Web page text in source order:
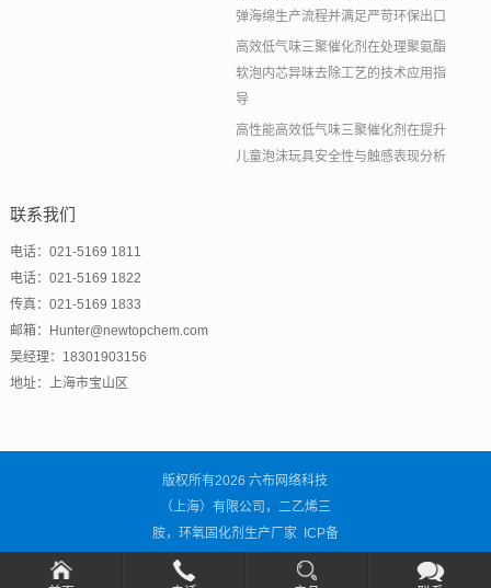
弹海绵生产流程并满足严苛环保出口
高效低气味三聚催化剂在处理聚氨酯
软泡内芯异味去除工艺的技术应用指
导
高性能高效低气味三聚催化剂在提升
儿童泡沫玩具安全性与触感表现分析
联系我们
电话：021-5169 1811
电话：021-5169 1822
传真：021-5169 1833
邮箱：Hunter@newtopchem.com
吴经理：18301903156
地址：上海市宝山区
版权所有2026 六布网络科技
（上海）有限公司，二乙烯三
胺，环氧固化剂生产厂家 ICP备
案号：
沪ICP备2021001838号-3